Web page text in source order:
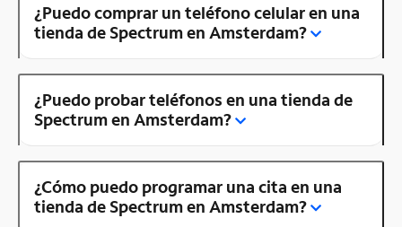
¿Puedo comprar un teléfono celular en una
tienda de Spectrum en Amsterdam?
¿Puedo probar teléfonos en una tienda de
Spectrum en Amsterdam?
¿Cómo puedo programar una cita en una
tienda de Spectrum en Amsterdam?